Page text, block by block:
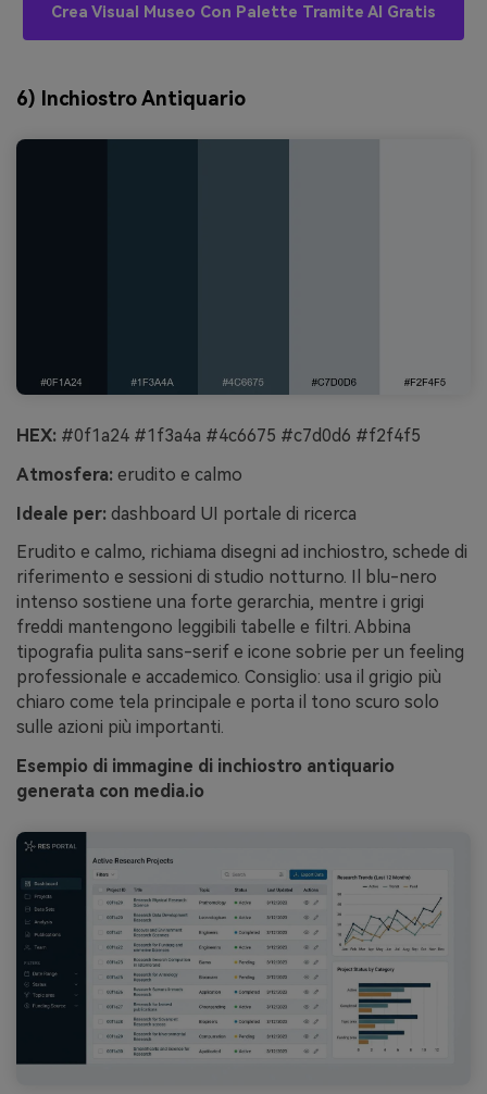
Crea Visual Museo Con Palette Tramite AI Gratis
6) Inchiostro Antiquario
HEX: #0f1a24 #1f3a4a #4c6675 #c7d0d6 #f2f4f5
Atmosfera: erudito e calmo
Ideale per: dashboard UI portale di ricerca
Erudito e calmo, richiama disegni ad inchiostro, schede di
riferimento e sessioni di studio notturno. Il blu-nero
intenso sostiene una forte gerarchia, mentre i grigi
freddi mantengono leggibili tabelle e filtri. Abbina
tipografia pulita sans-serif e icone sobrie per un feeling
professionale e accademico. Consiglio: usa il grigio più
chiaro come tela principale e porta il tono scuro solo
sulle azioni più importanti.
Esempio di immagine di inchiostro antiquario
generata con media.io